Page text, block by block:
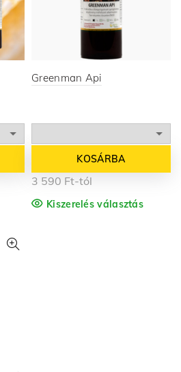
Greenman Api
KOSÁRBA
3 590 Ft-tól
Kiszerelés választás